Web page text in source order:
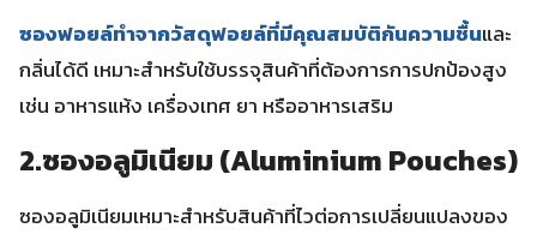
ซองฟอยล์ทำจากวัสดุฟอยล์ที่มีคุณสมบัติกันความชื้นและ
กลิ่นได้ดี เหมาะสำหรับใช้บรรจุสินค้าที่ต้องการการปกป้องสูง
เช่น อาหารแห้ง เครื่องเทศ ยา หรืออาหารเสริม
2.ซองอลูมิเนียม (Aluminium Pouches)
ซองอลูมิเนียมเหมาะสำหรับสินค้าที่ไวต่อการเปลี่ยนแปลงของ